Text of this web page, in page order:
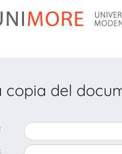
copia del